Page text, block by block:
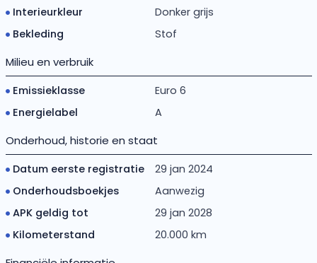
Interieurkleur
Donker grijs
Bekleding
Stof
Milieu en verbruik
Emissieklasse
Euro 6
Energielabel
A
Onderhoud, historie en staat
Datum eerste registratie
29 jan 2024
Onderhoudsboekjes
Aanwezig
APK geldig tot
29 jan 2028
Kilometerstand
20.000 km